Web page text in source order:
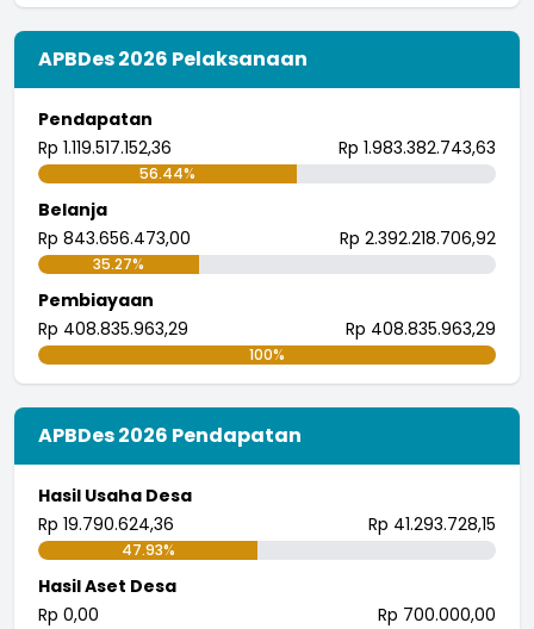
APBDes 2026 Pelaksanaan
Pendapatan
Rp 1.119.517.152,36
Rp 1.983.382.743,63
56.44%
Belanja
Rp 843.656.473,00
Rp 2.392.218.706,92
35.27%
Pembiayaan
Rp 408.835.963,29
Rp 408.835.963,29
100%
APBDes 2026 Pendapatan
Hasil Usaha Desa
Rp 19.790.624,36
Rp 41.293.728,15
47.93%
Hasil Aset Desa
Rp 0,00
Rp 700.000,00